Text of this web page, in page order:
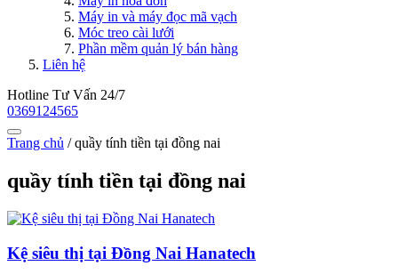
Máy in và máy đọc mã vạch
Móc treo cài lưới
Phần mềm quản lý bán hàng
Liên hệ
Hotline Tư Vấn 24/7
0369124565
Trang chủ /quầy tính tiền tại đồng nai
quầy tính tiền tại đồng nai
Kệ siêu thị tại Đồng Nai Hanatech